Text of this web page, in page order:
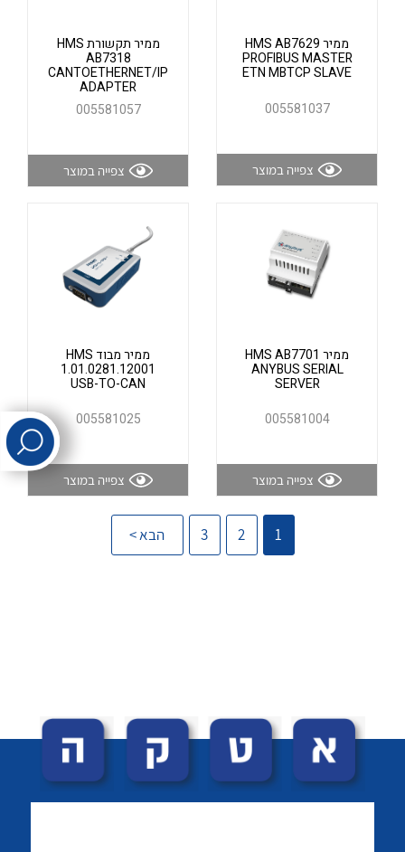
פתרונות וציוד לסביבה נפיצה EX
לכל מוצרי היצרן לכל מוצרי היצרן
ממיר HMS AB7629
PROFIBUS MASTER
ETN MBTCP SLAVE
005581037
צפייה במוצר
ממיר תקשורת HMS
AB7318
CANTOETHERNET/IP
ADAPTER
005581057
צפייה במוצר
ממיר HMS AB7701
ANYBUS SERIAL
SERVER
005581004
צפייה במוצר
ממיר מבוד HMS
1.01.0281.12001
USB-TO-CAN
005581025
צפייה במוצר
1
2
3 הבא >